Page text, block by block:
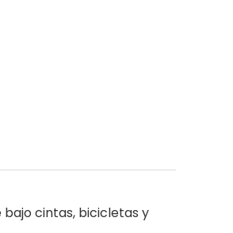
bajo cintas, bicicletas y